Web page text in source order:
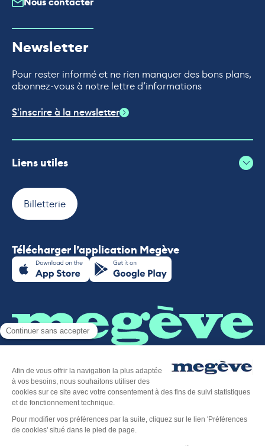
Newsletter
Pour rester informé et ne rien manquer des bons plans,
abonnez-vous à notre lettre d’informations
S'inscrire à la newsletter
Liens utiles
Billetterie
Télécharger l’application Megève
Plan du site -Mentions légales-
Politique de confidentialité-Déclaration d’accessibilité
Megève tourisme
Made with
Ce site est protégé par reCAPTCHA. Les